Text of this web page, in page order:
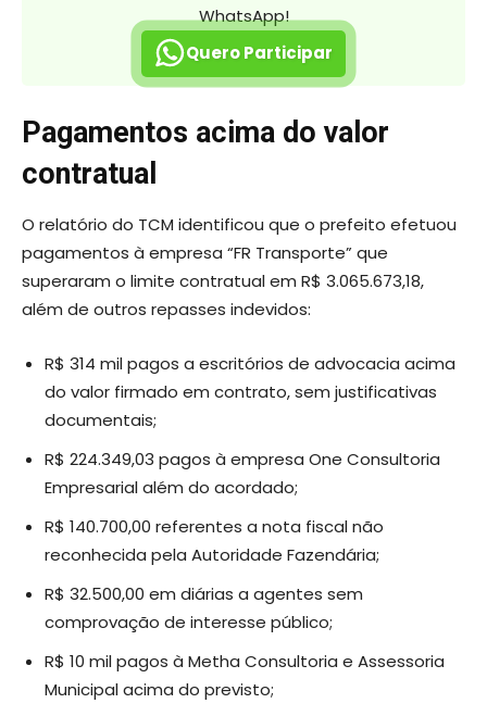
WhatsApp!
Quero Participar
Pagamentos acima do valor
contratual
O relatório do TCM identificou que o prefeito efetuou
pagamentos à empresa “FR Transporte” que
superaram o limite contratual em R$ 3.065.673,18,
além de outros repasses indevidos:
R$ 314 mil pagos a escritórios de advocacia acima
do valor firmado em contrato, sem justificativas
documentais;
R$ 224.349,03 pagos à empresa One Consultoria
Empresarial além do acordado;
R$ 140.700,00 referentes a nota fiscal não
reconhecida pela Autoridade Fazendária;
R$ 32.500,00 em diárias a agentes sem
comprovação de interesse público;
R$ 10 mil pagos à Metha Consultoria e Assessoria
Municipal acima do previsto;